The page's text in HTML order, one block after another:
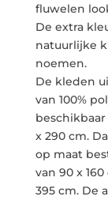
fluwelen
De extra
natuurlijke
noemen.
De kleden
van 100%
x 290 cm.
op maat
van 90 x
395 cm. De